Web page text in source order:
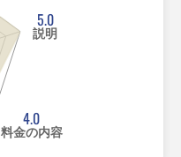
5.0
説明
4.0
料金の内容